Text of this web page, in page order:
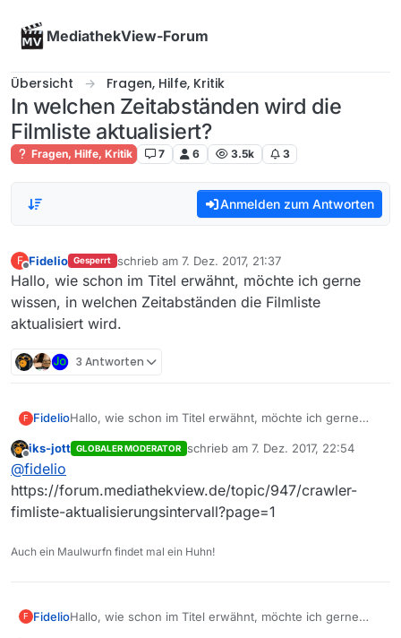
MediathekView-Forum
Übersicht Fragen, Hilfe, Kritik
In welchen Zeitabständen wird die
Filmliste aktualisiert?
Fragen, Hilfe, Kritik 7 6 3.5k 3
Anmelden zum Antworten
F
Offline
Fidelio Gesperrt schrieb am 7. Dez. 2017, 21:37
zuletzt editiert von
Hallo, wie schon im Titel erwähnt, möchte ich gerne
wissen, in welchen Zeitabständen die Filmliste
aktualisiert wird.
3 Antworten
F FidelioHallo, wie schon im Titel erwähnt, möchte ich gerne
aktualisiert wird.
Offline
iks-jott GLOBALER MODERATOR schrieb am 7. Dez. 2017, 22:54
zuletzt editiert von
@fidelio
https://forum.mediathekview.de/topic/947/crawler-
fimliste-aktualisierungsintervall?page=1
Auch ein Maulwurfn findet mal ein Huhn!
F FidelioHallo, wie schon im Titel erwähnt, möchte ich gerne